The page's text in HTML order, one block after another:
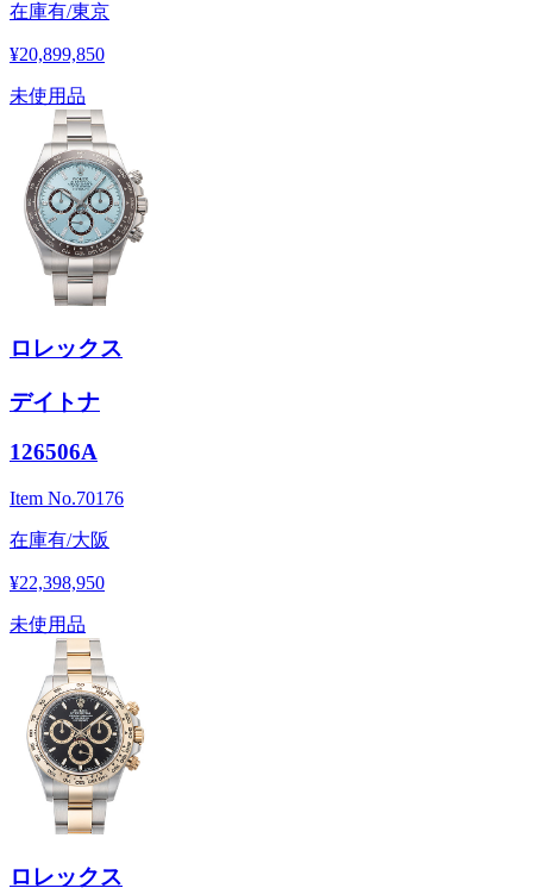
在庫有/東京
¥20,899,850
未使用品
ロレックス
デイトナ
126506A
Item No.70176
在庫有/大阪
¥22,398,950
未使用品
ロレックス